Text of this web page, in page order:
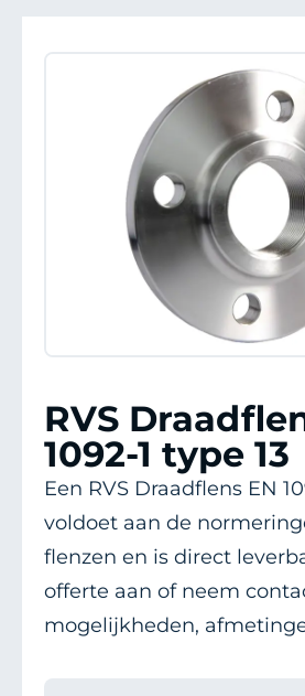
RVS
1092-1 type 13
Een RVS Draadflens EN
voldoet aan de
flenzen en is direct
offerte aan of neem
mogelijkheden,